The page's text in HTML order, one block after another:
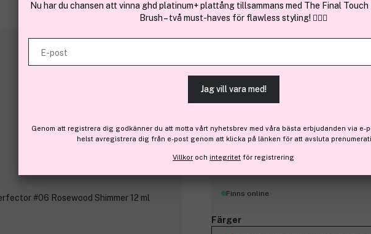
Instant Light Natural Lip
134 kr
179 kr
Medlemspriset gäller vid köp av 2 från
Finns online
Färger
Nu har du chansen att vinna ghd platinum+ plattång tillsammans med The Final
Brush – två must-haves för flawless styling! 💇‍♀️✨
E-post
Jag vill vara med!
Genom att registrera dig godkänner du att motta vårt nyhetsbrev med våra bästa erbjudanden via e-
helst avregistrera dig från e-post genom att klicka på länken för att avsluta
Villkor och integritet för registrering